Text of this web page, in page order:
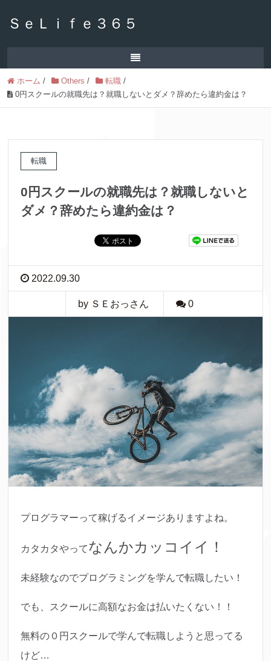
ＳｅＬｉｆｅ３６５
ホーム / Others / 転職 /
0円スクールの就職先は？就職しないとダメ？辞めたら違約金は？
転職
0円スクールの就職先は？就職しないと
ダメ？辞めたら違約金は？
2022.09.30
by ＳＥおっさん 0
プログラマーって稼げるイメージありますよね。
カタカタやってなんかカッコイイ！
未経験なのでプログラミングを学んで転職したい！
でも、スクールに高額なお金は払いたくない！！
無料の０円スクールで学んで転職しようと思ってる
けど…